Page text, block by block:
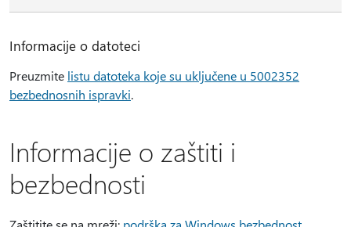
Informacije o datoteci
Preuzmite listu datoteka koje su uključene u 5002352
bezbednosnih ispravki.
Informacije o zaštiti i
bezbednosti